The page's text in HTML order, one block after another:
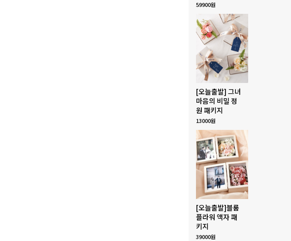
59900원
[오늘출발] 그녀
마음의 비밀 정
원 패키지
13000원
[오늘출발]블룸
플라워 액자 패
키지
39000원